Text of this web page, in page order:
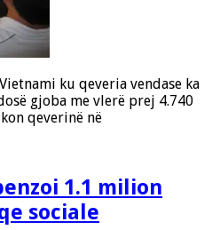
ku qeveria vendase ka
gjoba me vlerë prej 4.740
qeverinë në
1.1 milion
sociale